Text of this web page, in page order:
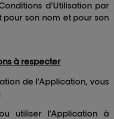
d’Utilisation par
son nom et pour son
à respecter
de l’Application, vous
utiliser l’Application à